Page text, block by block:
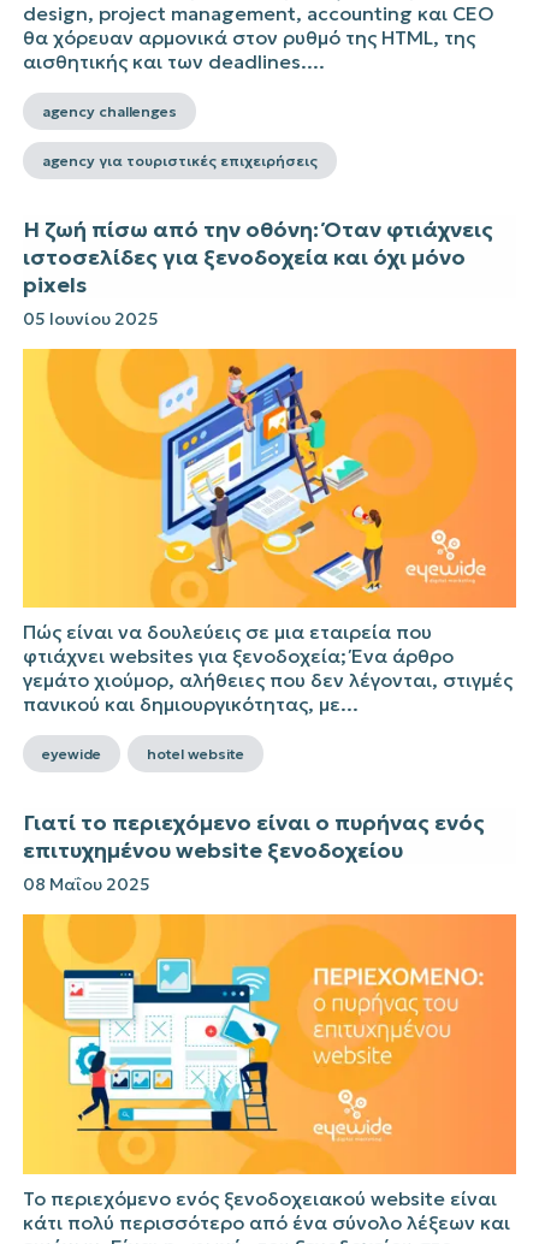
design, project management, accounting και CEO
θα χόρευαν αρμονικά στον ρυθμό της HTML, της
αισθητικής και των deadlines....
agency challenges
agency για τουριστικές επιχειρήσεις
Η ζωή πίσω από την οθόνη: Όταν φτιάχνεις
ιστοσελίδες για ξενοδοχεία και όχι μόνο
pixels
05 Ιουνίου 2025
Πώς είναι να δουλεύεις σε μια εταιρεία που
φτιάχνει websites για ξενοδοχεία; Ένα άρθρο
γεμάτο χιούμορ, αλήθειες που δεν λέγονται, στιγμές
πανικού και δημιουργικότητας, με...
eyewide hotel website
Γιατί το περιεχόμενο είναι ο πυρήνας ενός
επιτυχημένου website ξενοδοχείου
08 Μαΐου 2025
Το περιεχόμενο ενός ξενοδοχειακού website είναι
κάτι πολύ περισσότερο από ένα σύνολο λέξεων και